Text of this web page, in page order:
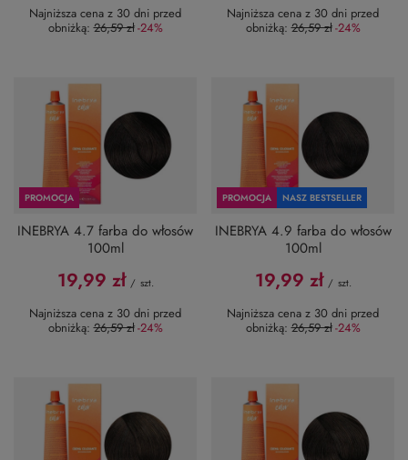
Najniższa cena z 30 dni przed
obniżką:26,59 zł-24%
Najniższa cena z 30 dni przed
obniżką:26,59 zł-24%
PROMOCJA
INEBRYA 4.7 farba do włosów
100ml
19,99 zł / szt.
Najniższa cena z 30 dni przed
obniżką:26,59 zł-24%
PROMOCJA NASZ BESTSELLER
INEBRYA 4.9 farba do włosów
100ml
19,99 zł / szt.
Najniższa cena z 30 dni przed
obniżką:26,59 zł-24%